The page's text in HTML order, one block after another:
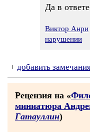
Да в
Виктор Анри
нарушении
+ добавить
Рецензия на «
миниатюра
Гатауллин)